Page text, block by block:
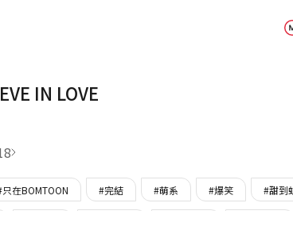
單戀相會
IN LOVE
在BOMTOON #完結 #萌系 #爆笑 #甜到